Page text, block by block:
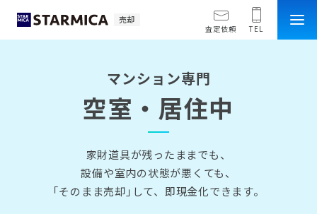
売却
査定依頼 TEL
マンション専門
空室・居住中
家財道具が残ったままでも、
設備や室内の状態が悪くても、
｢そのまま売却｣して、即現金化できます。